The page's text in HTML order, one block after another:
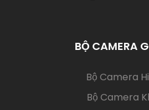
BỘ CAMERA
Bộ Camera
Bộ Camera